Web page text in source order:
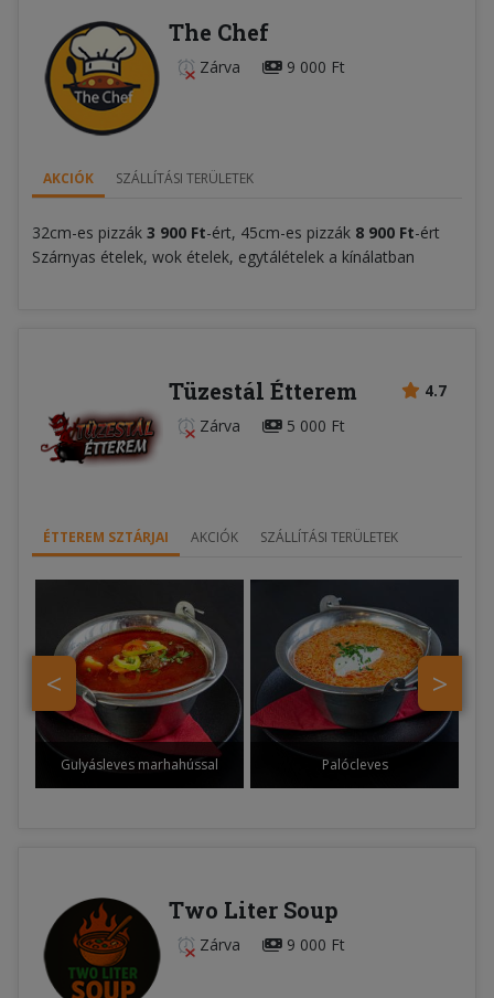
The Chef
Zárva 9 000 Ft
AKCIÓK SZÁLLÍTÁSI TERÜLETEK
32cm-es pizzák 3 900 Ft-ért, 45cm-es pizzák 8 900 Ft-ért
Szárnyas ételek, wok ételek, egytálételek a kínálatban
4.7
Tüzestál Étterem
Zárva 5 000 Ft
ÉTTEREM SZTÁRJAI AKCIÓK SZÁLLÍTÁSI TERÜLETEK
>
<
Gulyásleves marhahússal Palócleves
Two Liter Soup
Zárva 9 000 Ft